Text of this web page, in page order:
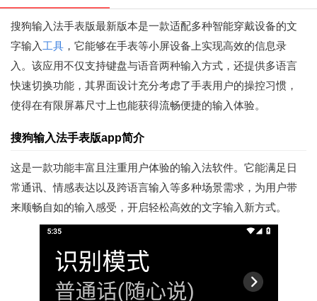
搜狗输入法手表版最新版本是一款适配多种智能穿戴设备的文
字输入 工具 ，它能够在手表等小屏设备上实现高效的信息录
入。该应用不仅支持键盘与语音两种输入方式，还提供多语言
快速切换功能，其界面设计充分考虑了手表用户的操控习惯，
使得在有限屏幕尺寸上也能获得流畅便捷的输入体验。
搜狗输入法手表版app简介
这是一款功能丰富且注重用户体验的输入法软件。它能满足日
常通讯、情感表达以及跨语言输入等多种场景需求，为用户带
来顺畅自如的输入感受，开启轻松高效的文字输入新方式。